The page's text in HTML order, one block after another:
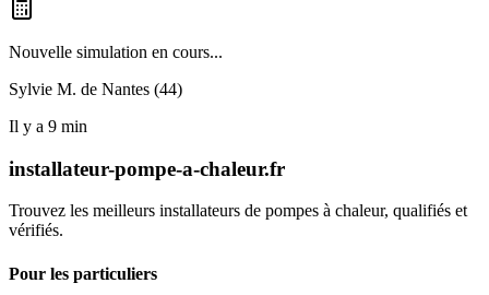
Nouvelle simulation en cours...
Sylvie M. de Nantes (44)
Il y a 9 min
installateur-pompe-a-chaleur.fr
Trouvez les meilleurs installateurs de pompes à chaleur, qualifiés et
vérifiés.
Pour les particuliers